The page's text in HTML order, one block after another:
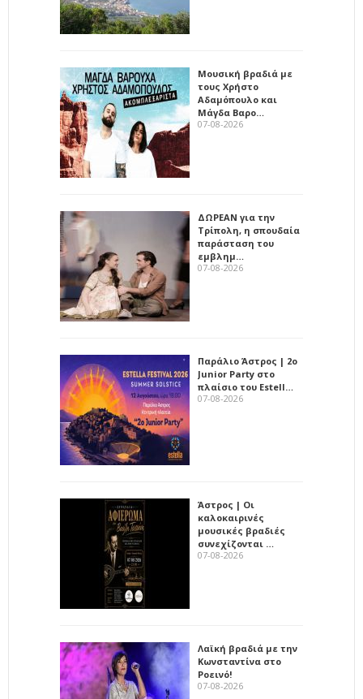
Μουσική βραδιά με
τους Χρήστο
Αδαμόπουλο και
Μάγδα Βαρο…
07-08-2026
ΔΩΡΕΑΝ για την
Τρίπολη, η σπουδαία
παράσταση του
εμβλημ…
07-08-2026
Παράλιο Άστρος | 2ο
Junior Party στο
πλαίσιο του Estell…
07-08-2026
Άστρος | Οι
καλοκαιρινές
μουσικές βραδιές
συνεχίζονται …
07-08-2026
Λαϊκή βραδιά με την
Κωνσταντίνα στο
Ροεινό!
07-08-2026